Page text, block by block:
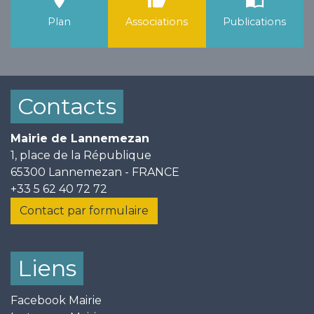
Plan Associations Publications
Contacts
Mairie de Lannemezan
1, place de la République
65300 Lannemezan - FRANCE
+33 5 62 40 72 72
Contact par formulaire
Liens
Facebook Mairie